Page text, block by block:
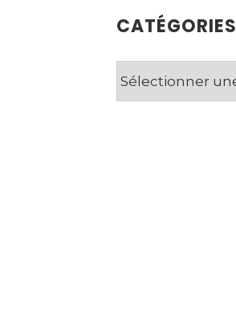
CATÉGORIES
Catégories